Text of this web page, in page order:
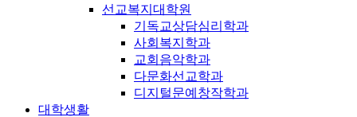
선교복지대학원
기독교상담심리학과
사회복지학과
교회음악학과
다문화선교학과
디지털문예창작학과
대학생활